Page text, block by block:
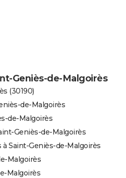
Geniès-de-Malgoirès
(30190)
de-Malgoirès
de-Malgoirès
Geniès-de-Malgoirès
Saint-Geniès-de-Malgoirès
Malgoirès
Malgoirès